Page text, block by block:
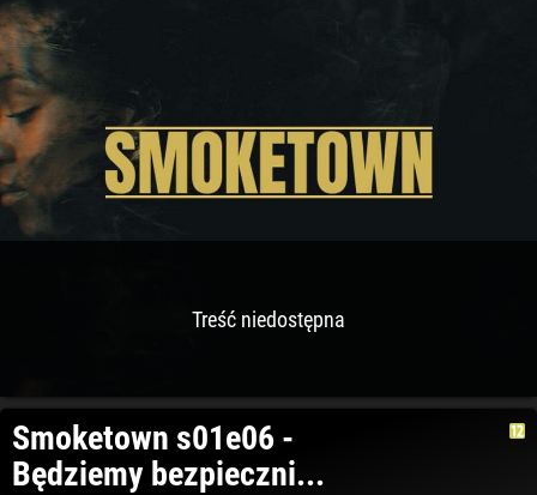
Treść niedostępna
Smoketown s01e06 -
Będziemy bezpieczni...